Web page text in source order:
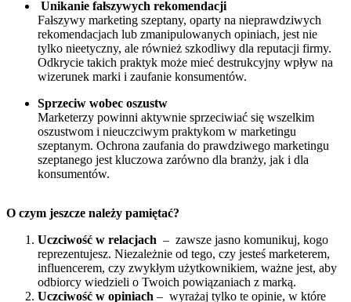
Unikanie fałszywych rekomendacji
Fałszywy marketing szeptany, oparty na nieprawdziwych
rekomendacjach lub zmanipulowanych opiniach, jest nie
tylko nieetyczny, ale również szkodliwy dla reputacji firmy.
Odkrycie takich praktyk może mieć destrukcyjny wpływ na
wizerunek marki i zaufanie konsumentów.
Sprzeciw wobec oszustw
Marketerzy powinni aktywnie sprzeciwiać się wszelkim
oszustwom i nieuczciwym praktykom w marketingu
szeptanym. Ochrona zaufania do prawdziwego marketingu
szeptanego jest kluczowa zarówno dla branży, jak i dla
konsumentów.
O czym jeszcze należy pamiętać?
Uczciwość w relacjach – zawsze jasno komunikuj, kogo
reprezentujesz. Niezależnie od tego, czy jesteś marketerem,
influencerem, czy zwykłym użytkownikiem, ważne jest, aby
odbiorcy wiedzieli o Twoich powiązaniach z marką.
Uczciwość w opiniach – wyrażaj tylko te opinie, w które